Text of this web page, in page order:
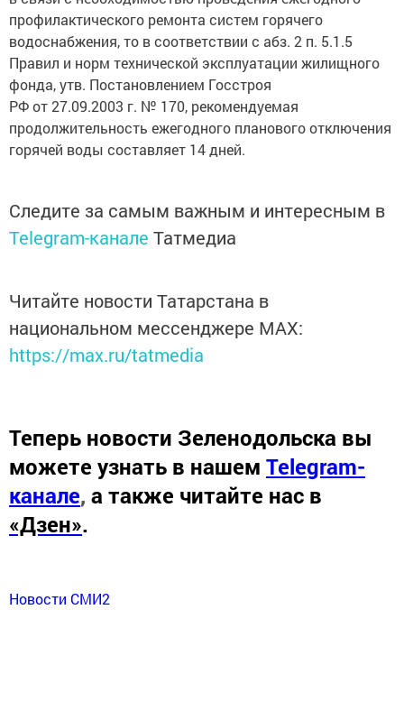
профилактического ремонта систем горячего
водоснабжения, то в соответствии с абз. 2 п. 5.1.5
Правил и норм технической эксплуатации жилищного
фонда, утв. Постановлением Госстроя
РФ от 27.09.2003 г. № 170, рекомендуемая
продолжительность ежегодного планового отключения
горячей воды составляет 14 дней.
Следите за самым важным и интересным в
Telegram-канале Татмедиа
Читайте новости Татарстана в
национальном мессенджере MАХ:
https://max.ru/tatmedia
Теперь новости Зеленодольска вы
можете узнать в нашем Telegram-
канале, а также читайте нас в
«Дзен».
Новости СМИ2